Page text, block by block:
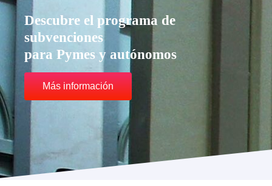
Descubre el programa de
subvenciones
para Pymes y autónomos
Más información